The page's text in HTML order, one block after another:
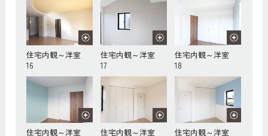
住宅内観～洋室
16
住宅内観～洋室
17
住宅内観～洋室
18
住宅内観～洋室
住宅内観～洋室
住宅内観～洋室